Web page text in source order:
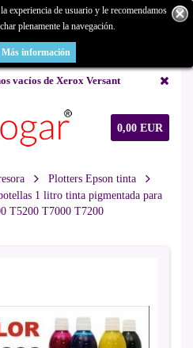
o buscas una de ocasión y no la
Consúltanos.
vacíos de Xerox Versant
0,00 EUR
experiencia de usuario y le recomendamos
plenamente la navegación.
Más información
Plotters Epson tinta
1 litro tinta pigmentada para
T5200 T7000 T7200